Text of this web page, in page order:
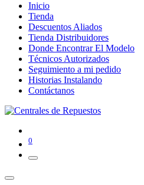
Inicio
Tienda
Descuentos Aliados
Tienda Distribuidores
Donde Encontrar El Modelo
Técnicos Autorizados
Seguimiento a mi pedido
Historias Instalando
Contáctanos
0